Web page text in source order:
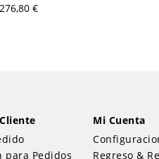
276,80 €
para Pedidos
Mi Cuenta
Regreso &